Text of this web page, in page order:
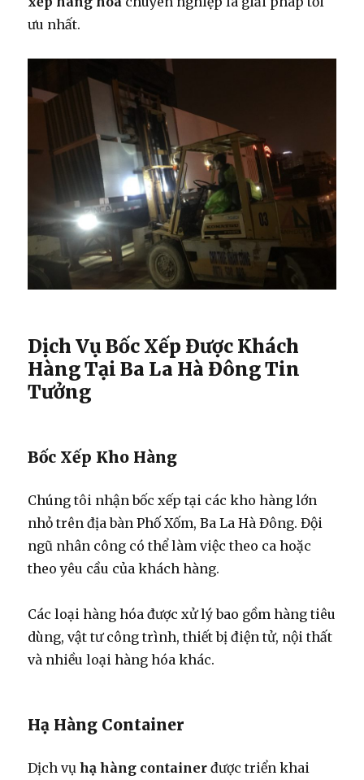
ưu nhất.
Dịch Vụ Bốc Xếp Được Khách
Hàng Tại Ba La Hà Đông Tin
Tưởng
Bốc Xếp Kho Hàng
Chúng tôi nhận bốc xếp tại các kho hàng lớn
nhỏ trên địa bàn Phố Xốm, Ba La Hà Đông. Đội
ngũ nhân công có thể làm việc theo ca hoặc
theo yêu cầu của khách hàng.
Các loại hàng hóa được xử lý bao gồm hàng tiêu
dùng, vật tư công trình, thiết bị điện tử, nội thất
và nhiều loại hàng hóa khác.
Hạ Hàng Container
Dịch vụhạ hàng container được triển khai